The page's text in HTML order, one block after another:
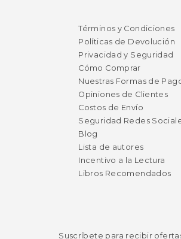
Términos y Condiciones
Políticas de Devolución
Privacidad y Seguridad
Cómo Comprar
Nuestras Formas de
Opiniones de Clientes
Costos de Envío
Seguridad Redes
Blog
Lista de autores
Incentivo a la Lectura
Libros Recomendados
Suscríbete para recibir